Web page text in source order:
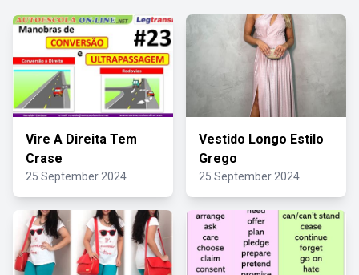
Vire A Direita Tem
Crase
25 September 2024
Vestido Longo Estilo
Grego
25 September 2024